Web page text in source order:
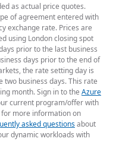
as actual price quotes.
of agreement entered with
exchange rate. Prices are
using London closing spot
prior to the last business
days prior to the end of
the rate setting day is
business days. This rate
month. Sign in to the Azure
current program/offer with
for more information on
asked questionsabout
dynamic workloads with